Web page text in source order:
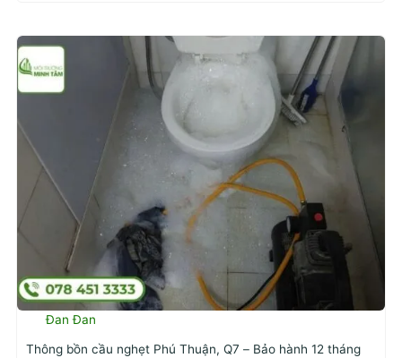
Đan Đan
Thông bồn cầu nghẹt Phú Thuận, Q7 – Bảo hành 12 tháng